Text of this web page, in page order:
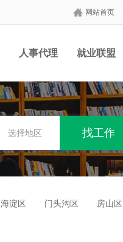
网站首页
人事代理 就业联盟
选择地区
海淀区 门头沟区 房山区